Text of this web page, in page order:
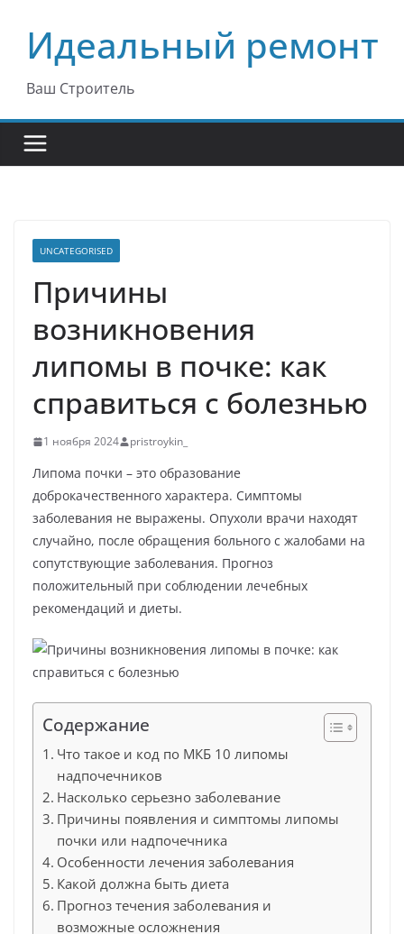
содержимому
Идеальный ремонт
Ваш Строитель
UNCATEGORISED
Причины
возникновения
липомы в почке: как
справиться с болезнью
1 ноября 2024 pristroykin_
Липома почки – это образование
доброкачественного характера. Симптомы
заболевания не выражены. Опухоли врачи находят
случайно, после обращения больного с жалобами на
сопутствующие заболевания. Прогноз
положительный при соблюдении лечебных
рекомендаций и диеты.
Содержание
Что такое и код по МКБ 10 липомы
надпочечников
Насколько серьезно заболевание
Причины появления и симптомы липомы
почки или надпочечника
Особенности лечения заболевания
Какой должна быть диета
Прогноз течения заболевания и
возможные осложнения